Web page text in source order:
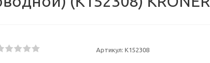
Артикул: K152308